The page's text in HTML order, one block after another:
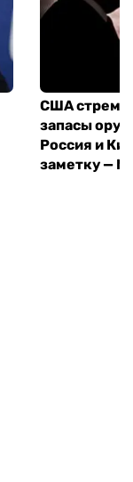
США
запасы
Россия и
заметку —